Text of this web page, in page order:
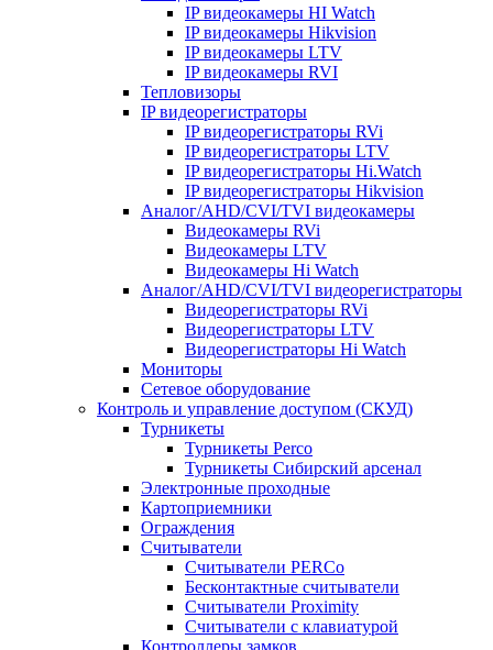
IP видеокамеры HI Watch
IP видеокамеры Hikvision
IP видеокамеры LTV
IP видеокамеры RVI
Тепловизоры
IP видеорегистраторы
IP видеорегистраторы RVi
IP видеорегистраторы LTV
IP видеорегистраторы Hi.Watch
IP видеорегистраторы Hikvision
Аналог/AHD/CVI/TVI видеокамеры
Видеокамеры RVi
Видеокамеры LTV
Видеокамеры Hi Watch
Аналог/AHD/CVI/TVI видеорегистраторы
Видеорегистраторы RVi
Видеорегистраторы LTV
Видеорегистраторы Hi Watch
Мониторы
Сетевое оборудование
Контроль и управление доступом (СКУД)
Турникеты
Турникеты Perco
Турникеты Сибирский арсенал
Электронные проходные
Картоприемники
Ограждения
Считыватели
Считыватели PERCo
Бесконтактные считыватели
Считыватели Proximity
Считыватели с клавиатурой
Контроллеры замков